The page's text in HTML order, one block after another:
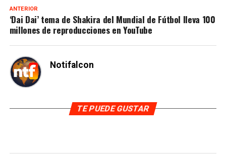
ANTERIOR
‘Dai Dai’ tema de Shakira del Mundial de Fútbol lleva 100
millones de reproducciones en YouTube
Notifalcon
TE PUEDE GUSTAR